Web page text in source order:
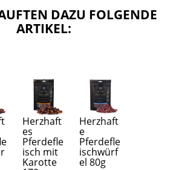
DAZU FOLGENDE
ARTIKEL:
Herzhaft
es
Pferdefle
isch mit
Karotte
Herzhaft
e
Pferdefle
ischwürf
el 80g